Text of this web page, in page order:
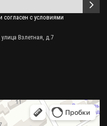
согласен с условиями
Взлетная, д.7